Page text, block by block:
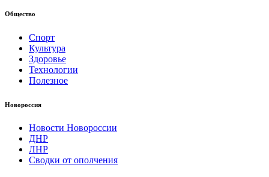
Общество
Спорт
Культура
Здоровье
Технологии
Полезное
Новороссия
Новости Новороссии
ДНР
ЛНР
Сводки от ополчения